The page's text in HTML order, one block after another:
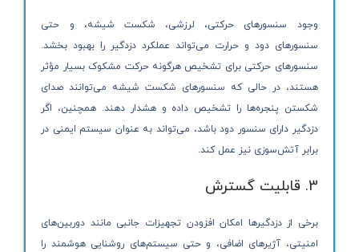
وجود سنسورهای حرکتی، لرزشی، شکست شیشه، و حتی
سنسورهای دود و حرارت می‌تواند عملکرد دزدگیر را بهبود بخشد.
سنسورهای حرکتی برای تشخیص هرگونه حرکت مشکوک بسیار مؤثر
هستند، در حالی که سنسورهای شکست شیشه می‌توانند صدای
شکستن پنجره‌ها را تشخیص داده و هشدار دهند. همچنین، اگر
دزدگیر دارای سنسور دود باشد، می‌تواند به عنوان سیستم ایمنی در
برابر آتش‌سوزی نیز عمل کند.
3. قابلیت گسترش
برخی از دزدگیرها امکان افزودن تجهیزات جانبی مانند دوربین‌های
امنیتی، آژیرهای اضافی، و حتی سیستم‌های روشنایی هوشمند را